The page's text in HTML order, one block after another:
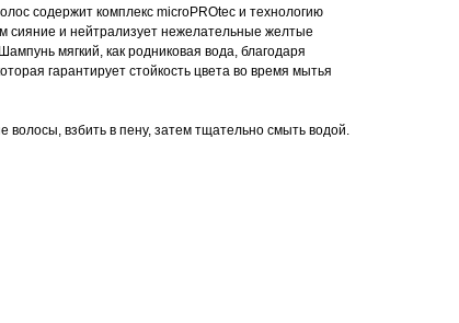
содержит комплекс microPROtec и технологию
сияние и нейтрализует нежелательные желтые
мягкий, как родниковая вода, благодаря
гарантирует стойкость цвета во время мытья
взбить в пену, затем тщательно смыть водой.